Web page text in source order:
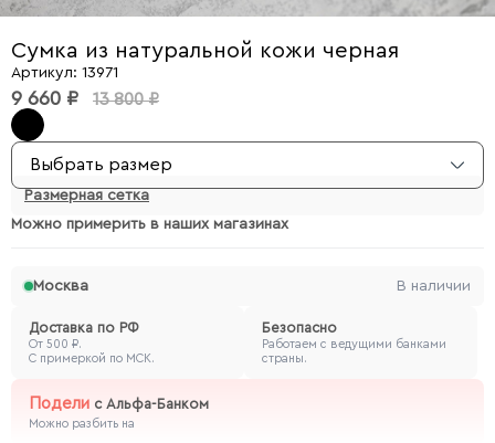
Сумка из натуральной кожи черная
Артикул: 13971
9 660 ₽ 13 800 ₽
Выбрать размер
Размерная сетка
Можно примерить в наших магазинах
Москва В наличии
Доставка по РФ
От 500 ₽.
С примеркой по МСК.
Безопасно
Работаем с ведущими банками
страны.
Подели с Альфа-Банком
Можно разбить на